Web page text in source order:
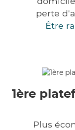
perte
Être
1ère
Plus